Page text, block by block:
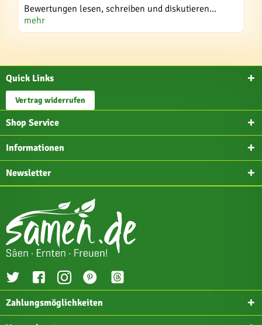
Bewertungen lesen, schreiben und diskutieren...
mehr
Quick Links
Vertrag widerrufen
Shop Service
Informationen
Newsletter
Zahlungsmöglichkeiten